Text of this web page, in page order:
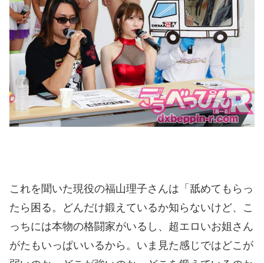
これを聞いた現役の福山理子さんは「舐めてもらっ
たら困る。どんだけ鍛えているか知らないけど、こ
っちには本物の格闘家がいるし、超エロいお姐さん
がたもいっぱいいるから。いま見た感じではどこが